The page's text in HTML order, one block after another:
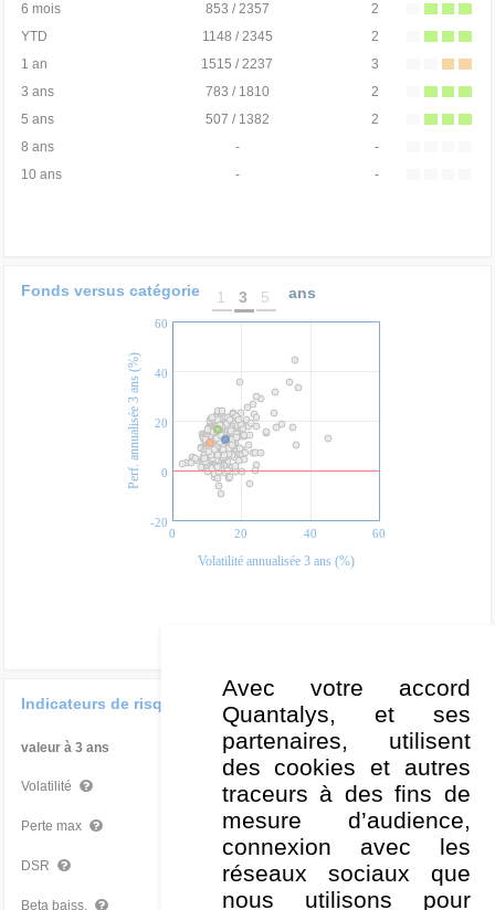
6 mois
853 / 2357
2
YTD
1148 / 2345
2
1 an
1515 / 2237
3
3 ans
783 / 1810
2
5 ans
507 / 1382
2
8 ans
-
-
10 ans
- -
Fonds versus catégorie 1 3 5 ans
-20
0
20
40
60
Perf. annualisée 3 ans (%)
0 20 40 60
Volatilité annualisée 3 ans (%)
Indicateurs de risque
valeur à 3 ans Par rapport à la Cat
Volatilité 15,30 % Très mauvais
Perte max -22,82 % Mauvais
DSR 10,56 % Mauvais
Beta baiss. 0,91 Mauvais
Avec votre accord
Quantalys, et ses
partenaires, utilisent
des cookies et autres
traceurs à des fins de
mesure d’audience,
connexion avec les
réseaux sociaux que
nous utilisons pour